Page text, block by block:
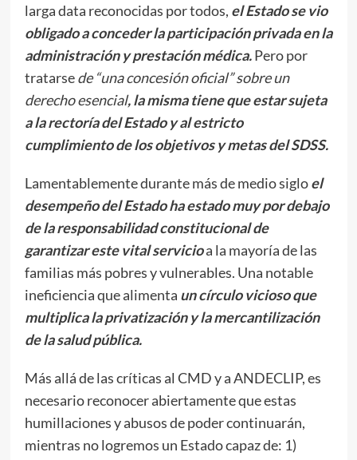
larga data reconocidas por todos, el Estado se vio
obligado a conceder la participación privada en la
administración y prestación médica.Pero por
tratarsede “una concesión oficial” sobre un
derecho esencial, la misma tiene que estar sujeta
a la rectoría del Estado y al estricto
cumplimiento de los objetivos y metas del SDSS.
Lamentablemente durante más de medio sigloel
desempeño del Estado ha estado muy por debajo
de la responsabilidad constitucional de
garantizar este vital servicioa la mayoría de las
familias más pobres y vulnerables. Una notable
ineficiencia que alimenta un círculo vicioso que
multiplica la privatización y la mercantilización
de la salud pública.
Más allá de las críticas al CMD y a ANDECLIP, es
necesario reconocer abiertamente que estas
humillaciones y abusos de poder continuarán,
mientras no logremos un Estado capaz de: 1)